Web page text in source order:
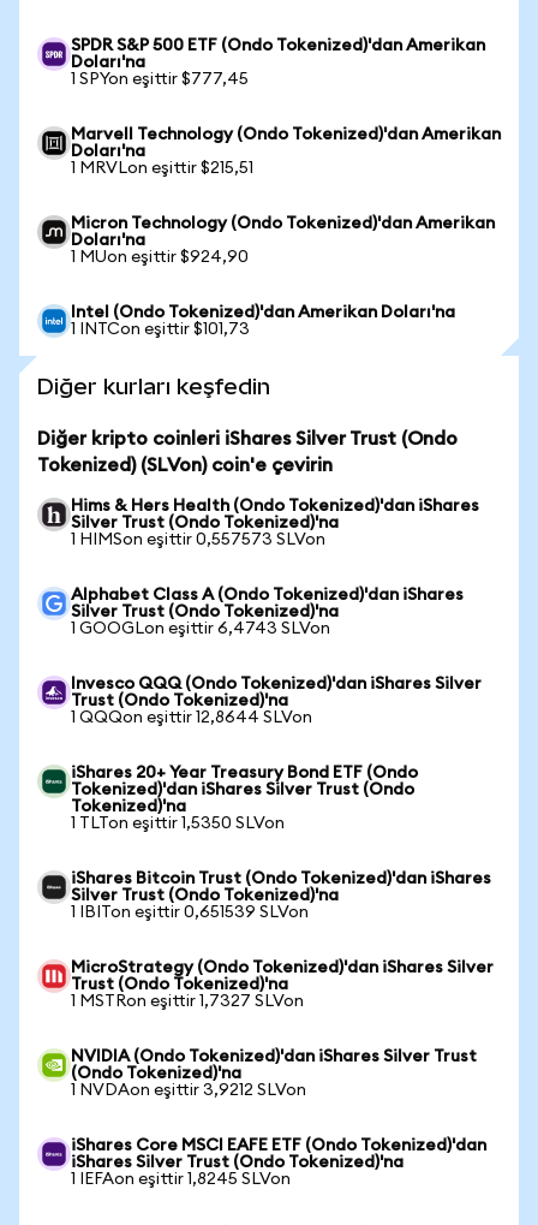
SPDR S&P 500 ETF (Ondo Tokenized)'dan Amerikan
Doları'na
1 SPYon eşittir $777,45
Marvell Technology (Ondo Tokenized)'dan Amerikan
Doları'na
1 MRVLon eşittir $215,51
Micron Technology (Ondo Tokenized)'dan Amerikan
Doları'na
1 MUon eşittir $924,90
Intel (Ondo Tokenized)'dan Amerikan Doları'na
1 INTCon eşittir $101,73
Diğer kurları keşfedin
Diğer kripto coinleri iShares Silver Trust (Ondo
Tokenized) (SLVon) coin'e çevirin
Hims & Hers Health (Ondo Tokenized)'dan iShares
Silver Trust (Ondo Tokenized)'na
1 HIMSon eşittir 0,557573 SLVon
Alphabet Class A (Ondo Tokenized)'dan iShares
Silver Trust (Ondo Tokenized)'na
1 GOOGLon eşittir 6,4743 SLVon
Invesco QQQ (Ondo Tokenized)'dan iShares Silver
Trust (Ondo Tokenized)'na
1 QQQon eşittir 12,8644 SLVon
iShares 20+ Year Treasury Bond ETF (Ondo
Tokenized)'dan iShares Silver Trust (Ondo
Tokenized)'na
1 TLTon eşittir 1,5350 SLVon
iShares Bitcoin Trust (Ondo Tokenized)'dan iShares
Silver Trust (Ondo Tokenized)'na
1 IBITon eşittir 0,651539 SLVon
MicroStrategy (Ondo Tokenized)'dan iShares Silver
Trust (Ondo Tokenized)'na
1 MSTRon eşittir 1,7327 SLVon
NVIDIA (Ondo Tokenized)'dan iShares Silver Trust
(Ondo Tokenized)'na
1 NVDAon eşittir 3,9212 SLVon
iShares Core MSCI EAFE ETF (Ondo Tokenized)'dan
iShares Silver Trust (Ondo Tokenized)'na
1 IEFAon eşittir 1,8245 SLVon